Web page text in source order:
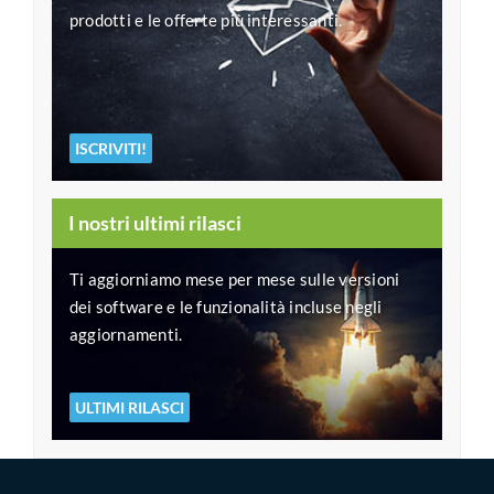
prodotti e le offerte più interessanti.
ISCRIVITI!
I nostri ultimi rilasci
Ti aggiorniamo mese per mese sulle versioni
dei software e le funzionalità incluse negli
aggiornamenti.
ULTIMI RILASCI